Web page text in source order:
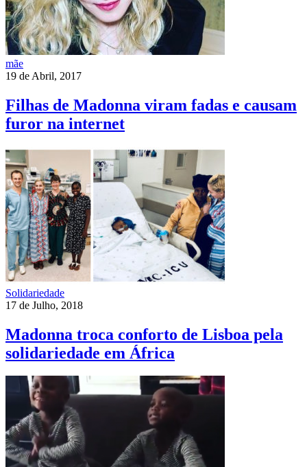
mãe
19 de Abril, 2017
Filhas de Madonna viram fadas e causam
furor na internet
Solidariedade
17 de Julho, 2018
Madonna troca conforto de Lisboa pela
solidariedade em África